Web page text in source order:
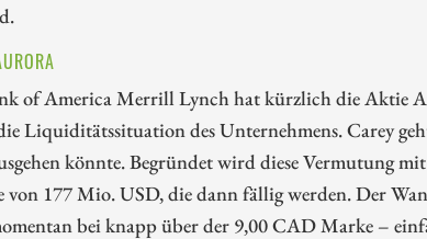
of America Merrill Lynch hat kürzlich die Aktie
Liquiditätssituation des Unternehmens. Carey
könnte. Begründet wird diese Vermutung mit
177 Mio. USD, die dann fällig werden. Der
bei knapp über der 9,00 CAD Marke –